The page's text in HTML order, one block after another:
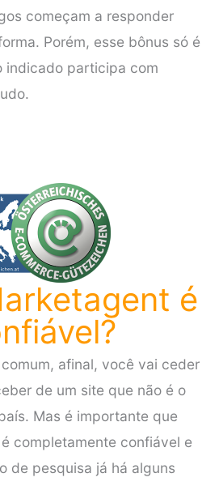
começam a responder
Porém, esse bônus só é
indicado participa com
é
afinal, você vai ceder
de um site que não é o
Mas é importante que
completamente confiável e
de pesquisa já há alguns